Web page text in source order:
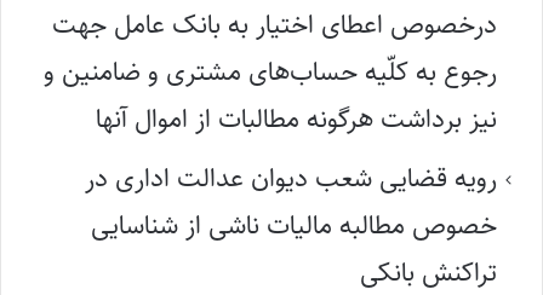
درخصوص اعطای اختیار به بانک عامل جهت
رجوع به کلّیه حساب‌های مشتری و ضامنین و
نیز برداشت هرگونه مطالبات از اموال آنها
رویه قضایی شعب دیوان عدالت اداری در
خصوص مطالبه مالیات ناشی از شناسایی
تراکنش بانکی